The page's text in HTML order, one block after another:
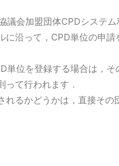
議会加盟団体CPDシステ
に沿って，CPD単位の申請
単位を登録する場合は，そ
って行われます．
れるかどうかは，直接その